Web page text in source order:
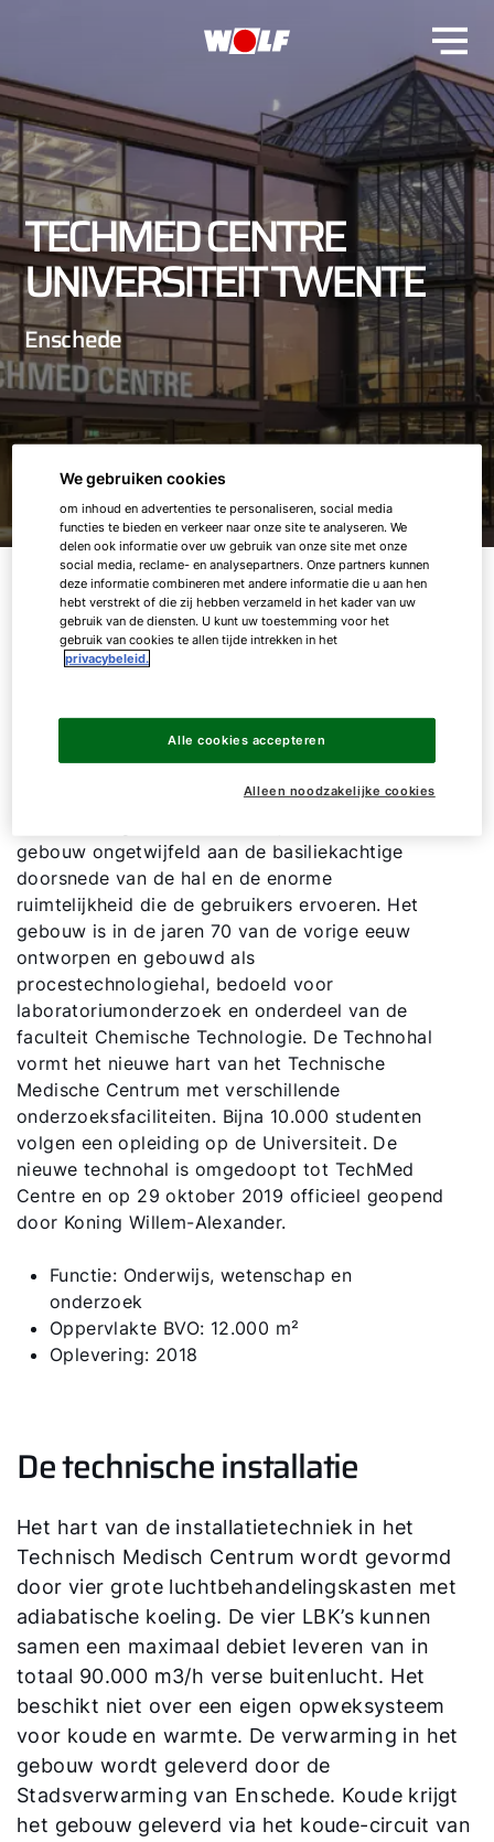
TECHMED CENTRE
UNIVERSITEIT TWENTE
Enschede
De verbouwing van de Technohal is het
omvangrijkste renovatieproject sinds het bestaan
van de Universiteit Twente. De hal is grondig
verbouwd, waarbij onder andere de complete
vervangen. Wat vooral in het oog springt zijn de
werktuigbouwkundige installaties, die na de
gebleven. De Technohal werd de 'glazen
gebouw ongetwijfeld aan de basiliekachtige
doorsnede van de hal en de enorme
ruimtelijkheid die de gebruikers ervoeren. Het
gebouw is in de jaren 70 van de vorige eeuw
ontworpen en gebouwd als
procestechnologiehal, bedoeld voor
laboratoriumonderzoek en onderdeel van de
faculteit Chemische Technologie. De Technohal
vormt het nieuwe hart van het Technische
Medische Centrum met verschillende
onderzoeksfaciliteiten. Bijna 10.000 studenten
volgen een opleiding op de Universiteit. De
nieuwe technohal is omgedoopt tot TechMed
Centre en op 29 oktober 2019 officieel geopend
door Koning Willem-Alexander.
Functie: Onderwijs, wetenschap en
onderzoek
Oppervlakte BVO: 12.000 m²
Oplevering: 2018
De technische installatie
Het hart van de installatietechniek in het
Technisch Medisch Centrum wordt gevormd
door vier grote luchtbehandelingskasten met
adiabatische koeling. De vier LBK’s kunnen
samen een maximaal debiet leveren van in
totaal 90.000 m3/h verse buitenlucht. Het
beschikt niet over een eigen opweksysteem
voor koude en warmte. De verwarming in het
gebouw wordt geleverd door de
Stadsverwarming van Enschede. Koude krijgt
het gebouw geleverd via het koude-circuit van
Hallo!
Hoe kunnen wij u helpen?
Ik ben professional
Adresgegevens
Ook interessant?
We gebruiken cookies
om inhoud en advertenties te personaliseren, social media
functies te bieden en verkeer naar onze site te analyseren. We
delen ook informatie over uw gebruik van onze site met onze
social media, reclame- en analysepartners. Onze partners kunnen
deze informatie combineren met andere informatie die u aan hen
hebt verstrekt of die zij hebben verzameld in het kader van uw
gebruik van de diensten. U kunt uw toestemming voor het
gebruik van cookies te allen tijde intrekken in het
privacybeleid.
Alleen noodzakelijke cookies
Alle cookies accepteren